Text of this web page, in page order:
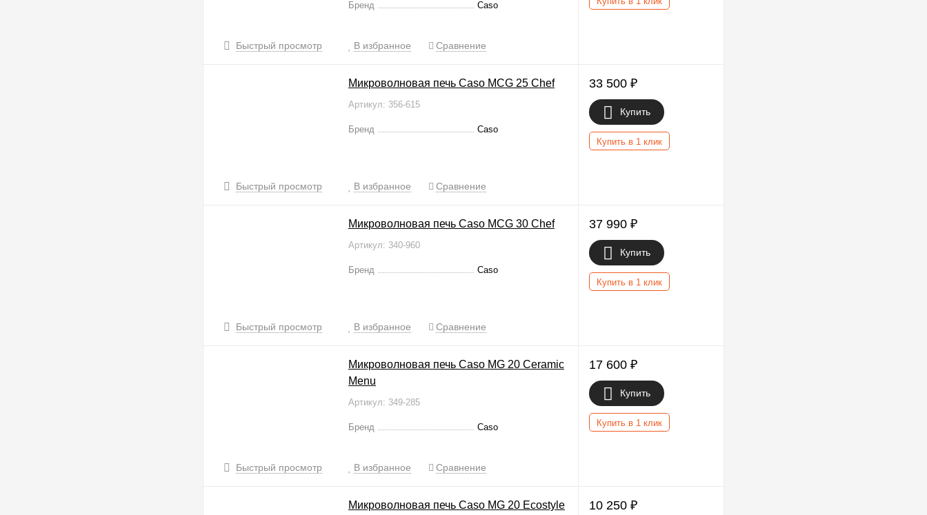
Бренд Caso
Быстрый просмотр В избранное Сравнение
Микроволновая печь Caso MCG 25 Chef
Артикул: 356-615
Бренд Caso
33 500 ₽
Купить
Купить в 1 клик
Быстрый просмотр В избранное Сравнение
Микроволновая печь Caso MCG 30 Chef
Артикул: 340-960
Бренд Caso
37 990 ₽
Купить
Купить в 1 клик
Быстрый просмотр В избранное Сравнение
Микроволновая печь Caso MG 20 Ceramic
Menu
Артикул: 349-285
Бренд Caso
17 600 ₽
Купить
Купить в 1 клик
Быстрый просмотр В избранное Сравнение
Микроволновая печь Caso MG 20 Ecostyle
10 250 ₽